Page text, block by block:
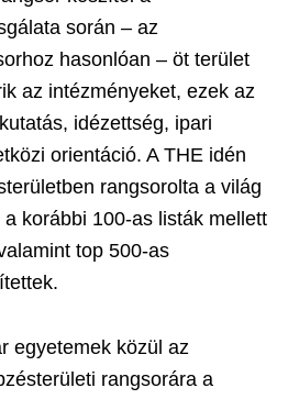
során – az
hasonlóan – öt terület
az intézményeket, ezek az
idézettség, ipari
orientáció. A THE idén
rangsorolta a világ
a korábbi 100-as listák mellett
top 500-as
egyetemek közül az
rangsorára a